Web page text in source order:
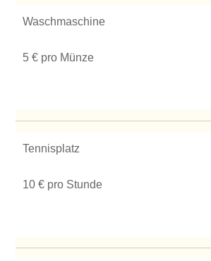
Waschmaschine
5 € pro Münze
Tennisplatz
10 € pro Stunde